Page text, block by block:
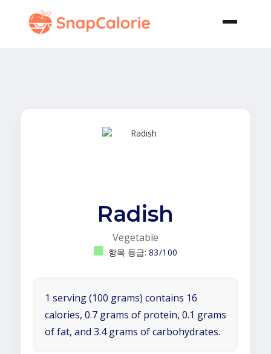
Radish
Vegetable
항목 등급: 83/100
1 serving (100 grams) contains 16
calories, 0.7 grams of protein, 0.1 grams
of fat, and 3.4 grams of carbohydrates.